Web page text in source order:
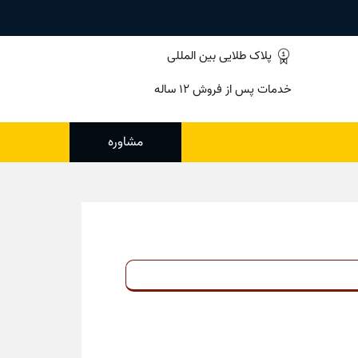
پلاک طلایی بین المللی
خدمات پس از فروش ۱۲ ساله
مشاوره